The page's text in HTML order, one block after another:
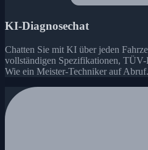
KI-Diagnosechat
Chatten Sie mit KI über jeden
vollständigen Spezifikationen,
Wie ein Meister-Techniker auf Abruf.